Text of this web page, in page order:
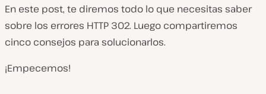
En este post, te diremos todo lo que necesitas saber
sobre los errores HTTP 302. Luego compartiremos
cinco consejos para solucionarlos.
¡Empecemos!